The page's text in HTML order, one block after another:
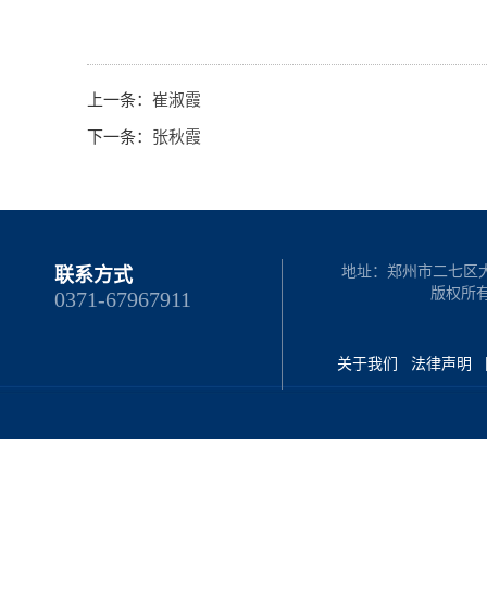
上一条： 崔淑霞
下一条： 张秋霞
联系方式
0371-67967911
地址：郑州市二七区
版权所
关于我们 法律声明